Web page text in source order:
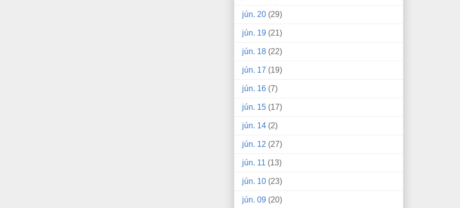
jún. 20 (29)
jún. 19 (21)
jún. 18 (22)
jún. 17 (19)
jún. 16 (7)
jún. 15 (17)
jún. 14 (2)
jún. 12 (27)
jún. 11 (13)
jún. 10 (23)
jún. 09 (20)